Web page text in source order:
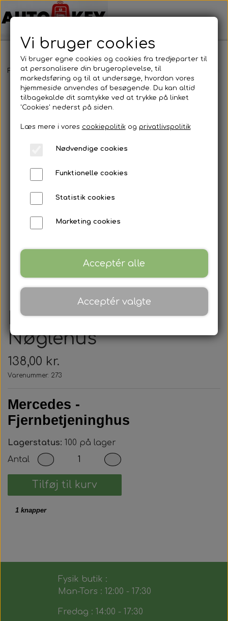
Forside Bilnøgler Mercedes Benz Nøglehus
Mercedes Benz -
Nøglehus
138,00 kr.
Varenummer: 273
Mercedes -
Fjernbetjeninghus
Lagerstatus: 100 på lager
Antal
Tilføj til kurv
1 knapper
Fysik butik :
Man-Tors : 12:00 - 17:30
Fredag : 14:00 - 17:30
Vi bruger cookies
Vi bruger egne cookies og cookies fra tredjeparter til
at personalisere din brugeroplevelse, til
markedsføring og til at undersøge, hvordan vores
hjemmeside anvendes af besøgende. Du kan altid
tilbagekalde dit samtykke ved at trykke på linket
'Cookies' nederst på siden.
Læs mere i vores cookiepolitikog privatlivspolitik
Nødvendige cookies
Funktionelle cookies
Statistik cookies
Marketing cookies
Acceptér alle
Acceptér valgte